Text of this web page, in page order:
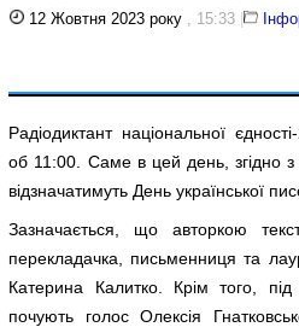
12 Жовтня 2023 року , 15:33 |
Радіодиктант національної
об 11:00. Саме в цей день, згідно з
відзначатимуть День української
Зазначається, що авторкою
перекладачка, письменниця та
Катерина Калитко. Крім того,
почують голос Олексія